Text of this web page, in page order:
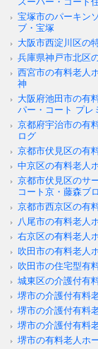
宝塚市のパーキン
ブ・宝塚
大阪市西淀川区の
兵庫県神戸市北区
西宮市の有料老人
神
大阪府池田市の有
パー・コート プレ
京都府宇治市の有
ログ
京都市伏見区の有
中京区の有料老人
京都市伏見区のサ
コート京・藤森ブ
京都市西京区の有
八尾市の有料老人
右京区の有料老人
吹田市の有料老人
吹田市の住宅型有
城東区の介護付有
堺市の介護付有料
堺市の介護付有料
堺市の介護付有料
堺市の有料老人ホ